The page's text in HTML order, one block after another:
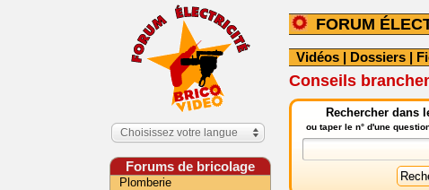
FORUM
Vidéos | Dossiers |
Conseils
Rechercher dans
ou taper le n° d'une
Choisissez votre langue
Forums de bricolage
Plomberie